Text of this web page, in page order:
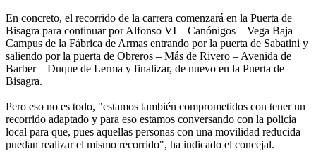
En concreto, el recorrido de la carrera comenzará en la Puerta de
Bisagra para continuar por Alfonso VI – Canónigos – Vega Baja –
Campus de la Fábrica de Armas entrando por la puerta de Sabatini y
saliendo por la puerta de Obreros – Más de Rivero – Avenida de
Barber – Duque de Lerma y finalizar, de nuevo en la Puerta de
Bisagra.
Pero eso no es todo, "estamos también comprometidos con tener un
recorrido adaptado y para eso estamos conversando con la policía
local para que, pues aquellas personas con una movilidad reducida
puedan realizar el mismo recorrido", ha indicado el concejal.